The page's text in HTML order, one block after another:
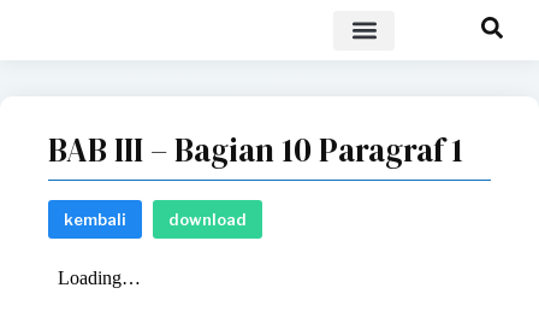
BAB III – Bagian 10 Paragraf 1
kembali download